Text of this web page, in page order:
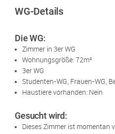
WG-Details
Die WG:
Zimmer in 3er WG
Wohnungsgröße: 72m²
3er WG
Studenten-WG, Frauen-WG,
Haustiere vorhanden: Nein
Gesucht wird:
Dieses Zimmer ist momentan